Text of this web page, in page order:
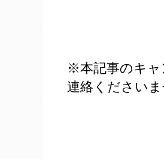
※本記事のキャ
連絡くださいま